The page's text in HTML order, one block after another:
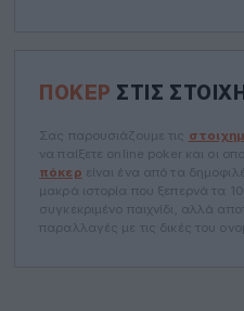
ΠΌΚΕΡ ΣΤΙΣ
Σας παρουσιάζουμε τις
να παίξετε online poker και οι
πόκερ είναι ένα από τα
μακρά ιστορία που ξεπερνά τα
συγκεκριμένο παιχνίδι, αλλά
παραλλαγές με τις δικές του